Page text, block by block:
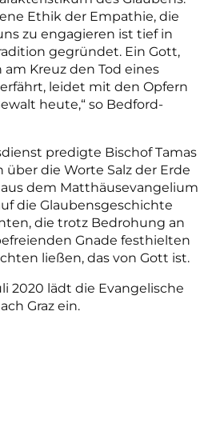
Ethik der Empathie, die
zu engagieren ist tief in
gegründet. Ein Gott,
Kreuz den Tod eines
leidet mit den Opfern
heute,“ so Bedford-
predigte Bischof Tamas
die Worte Salz der Erde
dem Matthäusevangelium
die Glaubensgeschichte
die trotz Bedrohung an
Gnade festhielten
ließen, das von Gott ist.
2020 lädt die Evangelische
Graz ein.